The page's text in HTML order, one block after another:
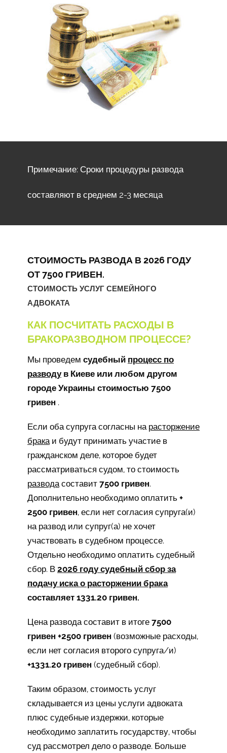
Примечание: Сроки процедуры развода
составляют в среднем 2-3 месяца
СТОИМОСТЬ РАЗВОДА В 2026 ГОДУ
ОТ 7500 ГРИВЕН.
СТОИМОСТЬ УСЛУГ СЕМЕЙНОГО
АДВОКАТА
КАК ПОСЧИТАТЬ РАСХОДЫ В
БРАКОРАЗВОДНОМ ПРОЦЕССЕ?
Мы проведем судебный процесс по
разводув Киеве или любом другом
городе Украины стоимостью 7500
гривен .
Если оба супруга согласны на расторжение
бракаи будут принимать участие в
гражданском деле, которое будет
рассматриваться судом, то стоимость
разводасоставит 7500 гривен.
Дополнительно необходимо оплатить +
2500 гривен, если нет согласия супруга(и)
на развод или супруг(а) не хочет
участвовать в судебном процессе.
Отдельно необходимо оплатить судебный
сбор. В 2026 году судебный сбор за
подачу иска о расторжении брака
составляет 1331.20 гривен.
Цена развода составит в итоге 7500
гривен +2500 гривен (возможные расходы,
если нет согласия второго супруга/и)
+1331.20 гривен (судебный сбор).
Таким образом, стоимость услуг
складывается из цены услуги адвоката
плюс судебные издержки, которые
необходимо заплатить государству, чтобы
суд рассмотрел дело о разводе. Больше